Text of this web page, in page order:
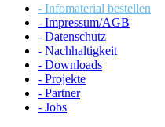
- Infomaterial bestellen
- Impressum/AGB
- Datenschutz
- Nachhaltigkeit
- Downloads
- Projekte
- Partner
- Jobs